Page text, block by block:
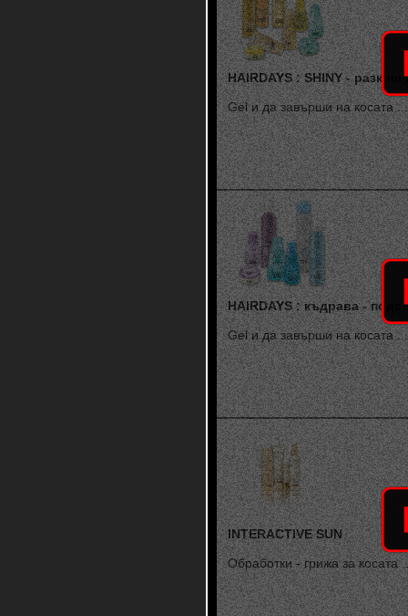
HAIRDAYS : SHINY -
Gel и да завърши на косата ...
HAIRDAYS : къдрава -
Gel и да завърши на косата ...
INTERACTIVE SUN
Обработки - грижа за косата